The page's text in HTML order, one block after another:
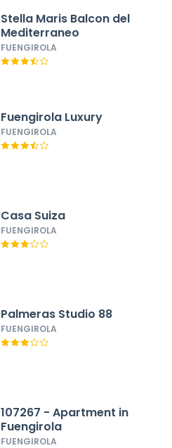
Stella Maris Balcon del
Mediterraneo
FUENGIROLA
Fuengirola Luxury
FUENGIROLA
Casa Suiza
FUENGIROLA
Palmeras Studio 88
FUENGIROLA
107267 - Apartment in
Fuengirola
FUENGIROLA